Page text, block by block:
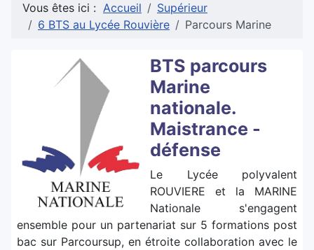
Vous êtes ici : Accueil
Supérieur
6 BTS au Lycée Rouvière
Parcours Marine
BTS parcours
Marine
nationale.
Maistrance -
défense
Le Lycée polyvalent
ROUVIERE et la MARINE
Nationale s'engagent
ensemble pour un partenariat sur 5 formations post
bac sur Parcoursup, en étroite collaboration avec le